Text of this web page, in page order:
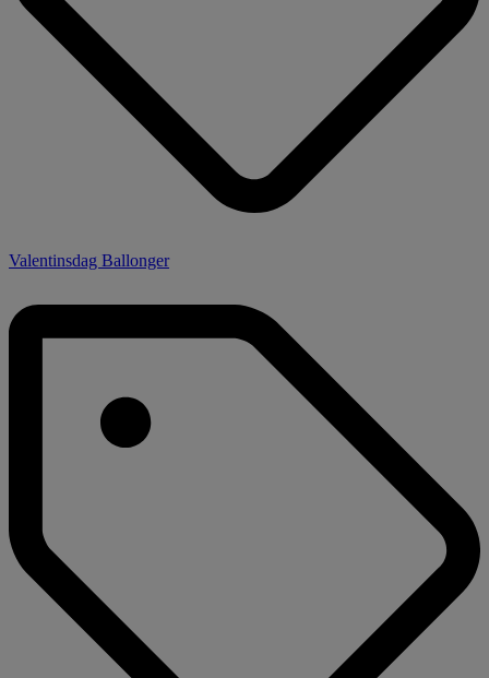
Valentinsdag Ballonger